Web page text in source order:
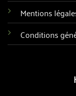
Mentions
Conditions